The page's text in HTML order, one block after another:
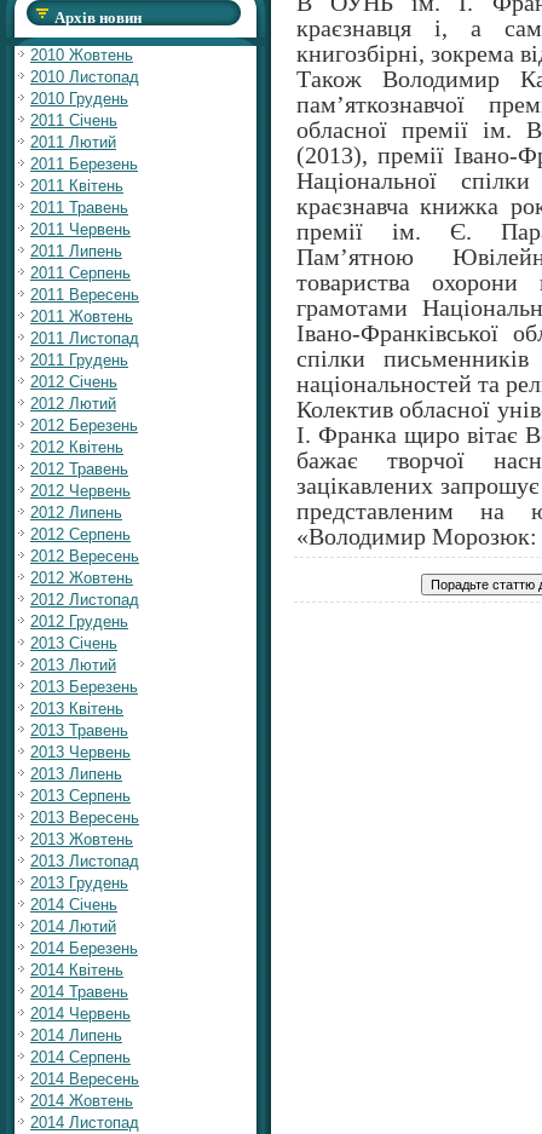
Архів новин
2010 Жовтень
2010 Листопад
2010 Грудень
2011 Січень
2011 Лютий
2011 Березень
2011 Квітень
2011 Травень
2011 Червень
2011 Липень
2011 Серпень
2011 Вересень
2011 Жовтень
2011 Листопад
2011 Грудень
2012 Січень
2012 Лютий
2012 Березень
2012 Квітень
2012 Травень
2012 Червень
2012 Липень
2012 Серпень
2012 Вересень
2012 Жовтень
2012 Листопад
2012 Грудень
2013 Січень
2013 Лютий
2013 Березень
2013 Квітень
2013 Травень
2013 Червень
2013 Липень
2013 Серпень
2013 Вересень
2013 Жовтень
2013 Листопад
2013 Грудень
2014 Січень
2014 Лютий
2014 Березень
2014 Квітень
2014 Травень
2014 Червень
2014 Липень
2014 Серпень
2014 Вересень
2014 Жовтень
2014 Листопад
краєзнавця і, а
книгозбірні, зокрема
Також Володимир
пам’яткознавчої
обласної премії ім.
(2013), премії Івано-
Національної
краєзнавча книжка
премії ім. Є.
Пам’ятною
товариства охорони
грамотами
Івано-Франківської
спілки
національностей та
Колектив обласної
І. Франка щиро вітає
бажає творчої
зацікавлених
представленим на
«Володимир Морозюк: